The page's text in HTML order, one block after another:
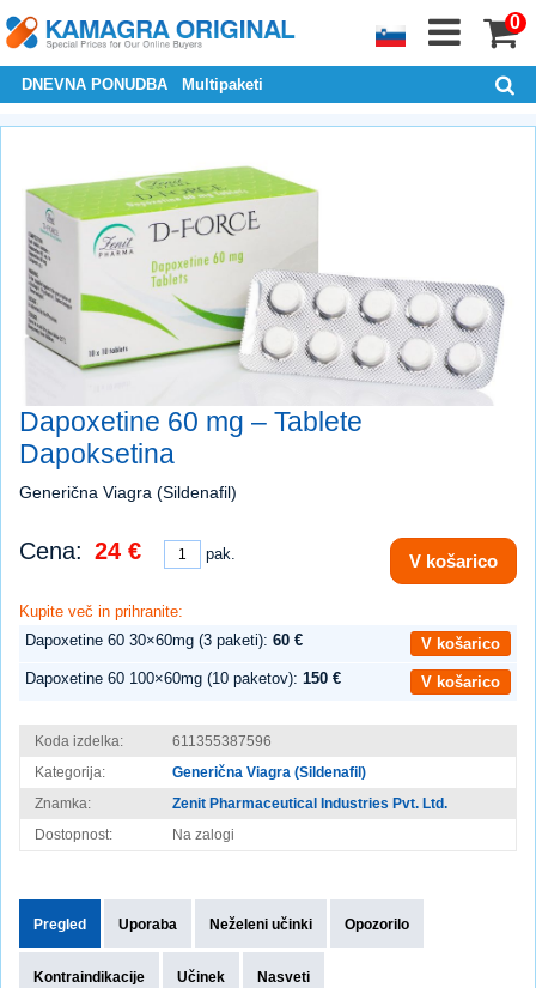
0
DNEVNA PONUDBA Multipaketi
Dapoxetine 60 mg – Tablete
Dapoksetina
Generična Viagra (Sildenafil)
Cena: 24 € pak. V košarico
Kupite več in prihranite:
Dapoxetine 60 30×60mg (3 paketi): 60 €
V košarico
Dapoxetine 60 100×60mg (10 paketov): 150 € V košarico
Koda izdelka:
611355387596
Kategorija:
Generična Viagra (Sildenafil)
Znamka:
Zenit Pharmaceutical Industries Pvt. Ltd.
Dostopnost:
Na zalogi
Pregled Uporaba Neželeni učinki Opozorilo
Kontraindikacije Učinek Nasveti